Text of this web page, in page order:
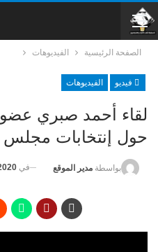
الصفحة الرئيسية الفيديوهات
فيديو الفيديوهات
لقاء أحمد صبري عضو
حول إنتخابات مجلس
بواسطة مدير الموقع في